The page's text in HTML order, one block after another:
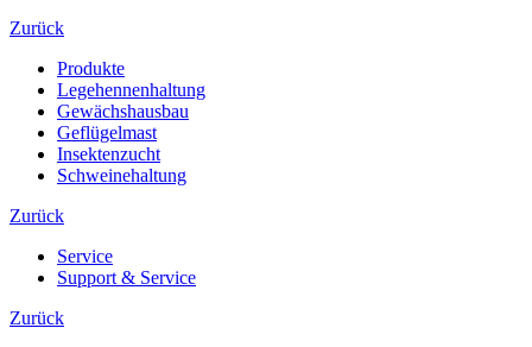
Zurück
Produkte
Legehennenhaltung
Gewächshausbau
Geflügelmast
Insektenzucht
Schweinehaltung
Zurück
Service
Support & Service
Zurück